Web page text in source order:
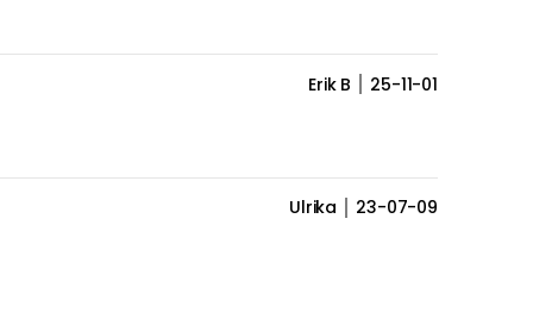
Erik B 25-11-01
Ulrika 23-07-09